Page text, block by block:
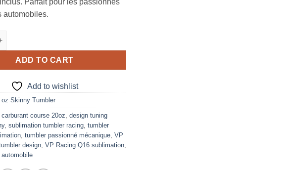
automobiles.
Fuel Q16 Design for 20oz skinny tumbler quantity
ADD TO CART
Add to wishlist
oz Skinny Tumbler
course 20oz design tuning
, sublimation tumbler racing tumbler
tumbler passionné mécanique VP
design VP Racing Q16 sublimation